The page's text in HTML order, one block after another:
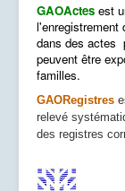
GAOActes est
l'enregistrement
dans des actes
peuvent être
familles.
GAORegistres
relevé
des registres